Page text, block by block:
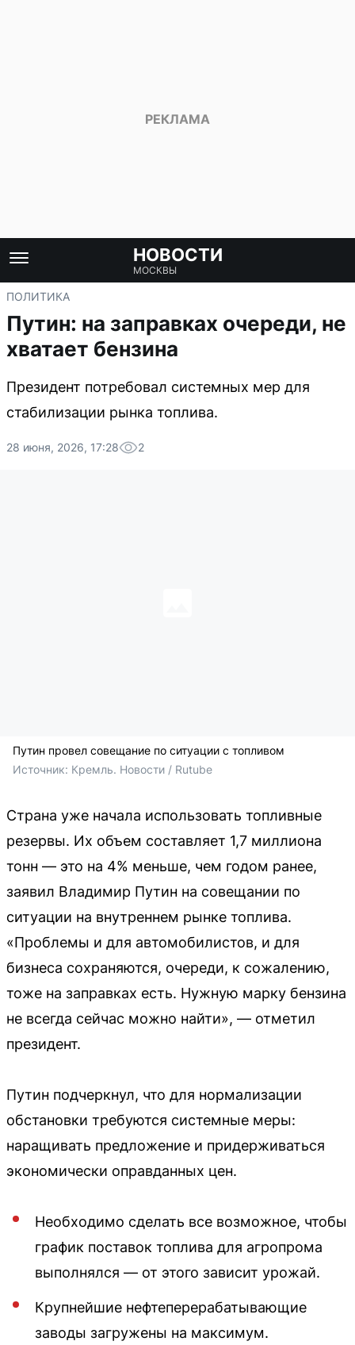
НОВОСТИ
МОСКВЫ
ПОЛИТИКА
Путин: на заправках очереди, не
хватает бензина
Президент потребовал системных мер для
стабилизации рынка топлива.
28 июня, 2026, 17:28 2
Путин провел совещание по ситуации с топливом
Источник: Кремль. Новости / Rutube
Страна уже начала использовать топливные
резервы. Их объем составляет 1,7 миллиона
тонн — это на 4% меньше, чем годом ранее,
заявил Владимир Путин на совещании по
ситуации на внутреннем рынке топлива.
«Проблемы и для автомобилистов, и для
бизнеса сохраняются, очереди, к сожалению,
тоже на заправках есть. Нужную марку бензина
не всегда сейчас можно найти», — отметил
президент.
Путин подчеркнул, что для нормализации
обстановки требуются системные меры:
наращивать предложение и придерживаться
экономически оправданных цен.
Необходимо сделать все возможное, чтобы
график поставок топлива для агропрома
выполнялся — от этого зависит урожай.
Крупнейшие нефтеперерабатывающие
заводы загружены на максимум.